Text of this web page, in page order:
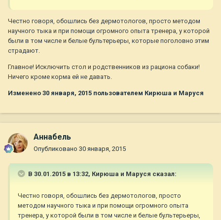
Честно говоря, обошлись без дермотологов, просто методом
научного тыка и при помощи огромного опыта тренера, у которой
были в том числе и белые бультерьеры, которые поголовно этим
страдают.
Главное! Исключить стол и родственников из рациона собаки!
Ничего кроме корма ей не давать.
Изменено 30 января, 2015 пользователем Кирюша и Маруся
Aннaбель
Опубликовано 30 января, 2015
В 30.01.2015 в 13:32, Кирюша и Маруся сказал:
Честно говоря, обошлись без дермотологов, просто
методом научного тыка и при помощи огромного опыта
тренера, у которой были в том числе и белые бультерьеры,